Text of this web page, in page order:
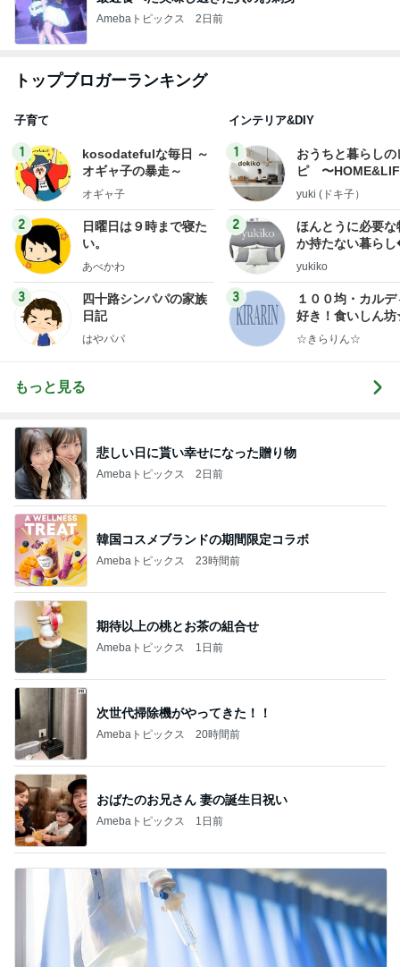
Amebaトピックス 2日前
トップブロガーランキング
子育て
1
kosodatefulな毎日 ～
オギャ子の暴走～
オギャ子
2
日曜日は９時まで寝た
い。
あべかわ
3
四十路シンパパの家族
日記
はやパパ
インテリア&DIY
1
おうちと暮らしの
ピ 〜
yuki (ドキ子）
2
ほんとうに必要な
か持たない暮ら
ep Life Simple◆
yukiko
3
１００均・カルデ
好き！食いしん
らりん☆のブログ
☆きらりん☆
もっと見る
悲しい日に貰い幸せになった贈り物
Amebaトピックス 2日前
韓国コスメブランドの期間限定コラボ
Amebaトピックス 23時間前
期待以上の桃とお茶の組合せ
Amebaトピックス 1日前
次世代掃除機がやってきた！！
Amebaトピックス 20時間前
おばたのお兄さん 妻の誕生日祝い
Amebaトピックス 1日前